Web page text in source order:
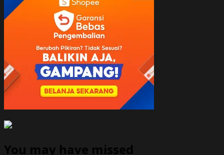
You may have missed